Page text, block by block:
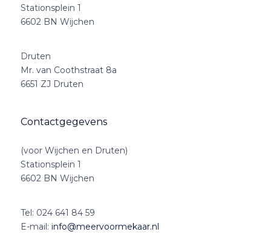
Stationsplein 1
6602 BN Wijchen
Druten
Mr. van Coothstraat 8a
6651 ZJ Druten
Contactgegevens
(voor Wijchen en Druten)
Stationsplein 1
6602 BN Wijchen
Tel: 024 641 84 59
E-mail: info@meervoormekaar.nl